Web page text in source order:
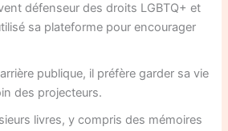
défenseur des droits LGBTQ+ et
sa plateforme pour encourager
publique, il préfère garder sa vie
des projecteurs.
livres, y compris des mémoires